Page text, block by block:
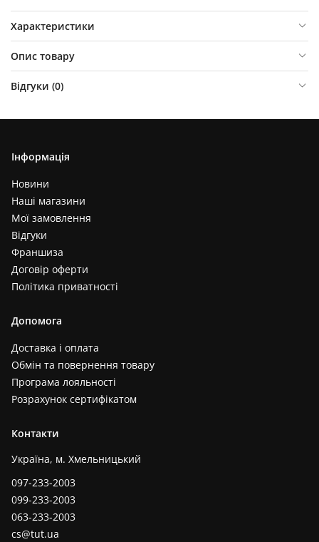
Характеристики
Опис товару
Відгуки (0)
Інформація
Новини
Наші магазини
Мої замовлення
Відгуки
Франшиза
Договір оферти
Політика приватності
Допомога
Доставка і оплата
Обмін та повернення товару
Програма лояльності
Розрахунок сертифікатом
Контакти
Україна, м. Хмельницький
097-233-2003
099-233-2003
063-233-2003
cs@tut.ua